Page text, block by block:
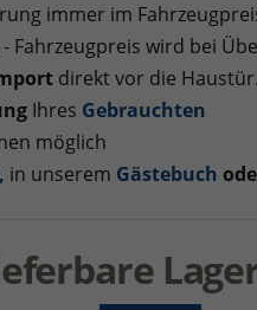
immer im
Fahrzeugpreis wird bei
direkt vor die Haustür.
Ihres Gebrauchten
möglich
in unserem Gästebuch